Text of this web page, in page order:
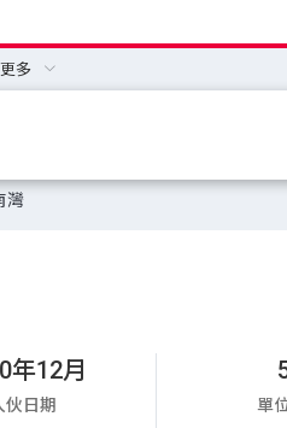
更多
灣
年12月
伙日期 單